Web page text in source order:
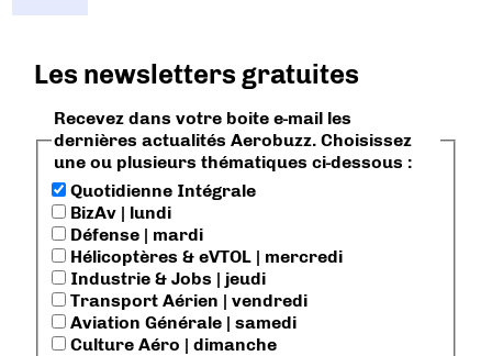
Les newsletters gratuites
Recevez dans votre boite e-mail les
dernières actualités Aerobuzz. Choisissez
une ou plusieurs thématiques ci-dessous :
Quotidienne Intégrale
BizAv | lundi
Défense | mardi
Hélicoptères & eVTOL | mercredi
Industrie & Jobs | jeudi
Transport Aérien | vendredi
Aviation Générale | samedi
Culture Aéro | dimanche